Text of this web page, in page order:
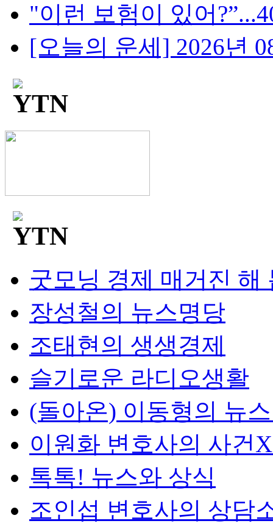
"이런 보험이 있어
[오늘의 운세] 2026년
굿모닝 경제 매거진 해
장성철의 뉴스명당
조태현의 생생경제
슬기로운 라디오생활
(돌아온) 이동형의 뉴
이원화 변호사의 사건
톡톡! 뉴스와 상식
조인섭 변호사의 상담